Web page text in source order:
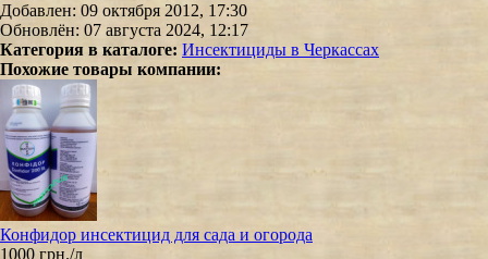
Добавлен: 09 октября 2012, 17:30
Обновлён: 07 августа 2024, 12:17
Категория в каталоге: Инсектициды в Черкассах
Похожие товары компании:
Конфидор инсектицид для сада и огорода
1000 грн./л